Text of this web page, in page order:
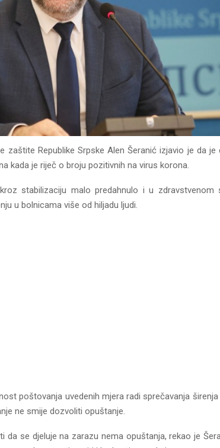
zaštite Republike Srpske Alen Šeranić izjavio je da je
kada je riječ o broju pozitivnih na virus korona.
stabilizaciju malo predahnulo i u zdravstvenom
u bolnicama više od hiljadu ljudi.
poštovanja uvedenih mjera radi sprečavanja
ne smije dozvoliti opuštanje.
da se djeluje na zarazu nema opuštanja, rekao je